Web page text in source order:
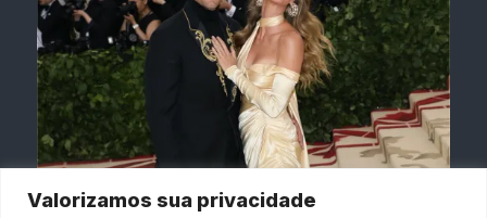
Valorizamos sua privacidade